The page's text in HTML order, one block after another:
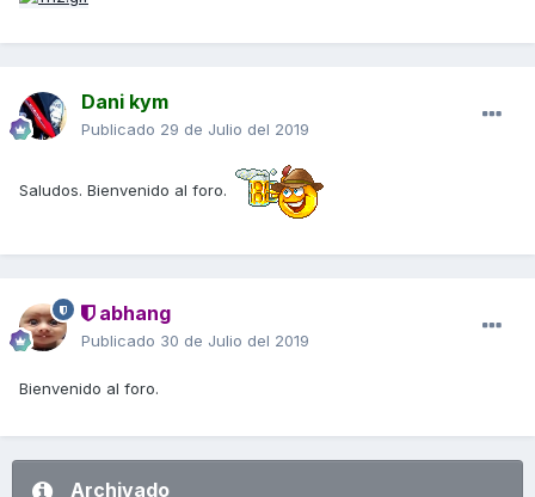
Dani kym
Publicado 29 de Julio del 2019
Saludos. Bienvenido al foro.
abhang
Publicado 30 de Julio del 2019
Bienvenido al foro.
Archivado